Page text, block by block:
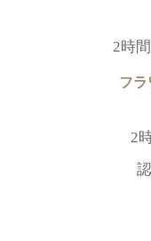
2時
フラ
2